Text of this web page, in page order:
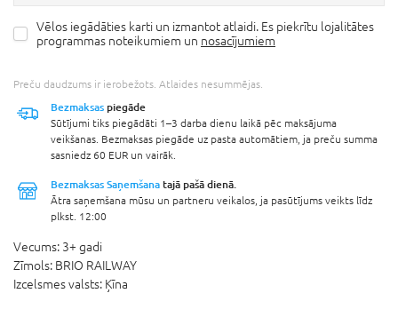
Vēlos iegādāties karti un izmantot atlaidi. Es piekrītu lojalitātes
programmas noteikumiem un nosacījumiem
Preču daudzums ir ierobežots. Atlaides nesummējas.
Bezmaksas piegāde
Sūtījumi tiks piegādāti 1–3 darba dienu laikā pēc maksājuma
veikšanas. Bezmaksas piegāde uz pasta automātiem, ja preču summa
sasniedz 60 EUR un vairāk.
Bezmaksas Saņemšana tajā pašā dienā.
Ātra saņemšana mūsu un partneru veikalos, ja pasūtījums veikts līdz
plkst. 12:00
Vecums: 3+ gadi
Zīmols: BRIO RAILWAY
Izcelsmes valsts: Ķīna